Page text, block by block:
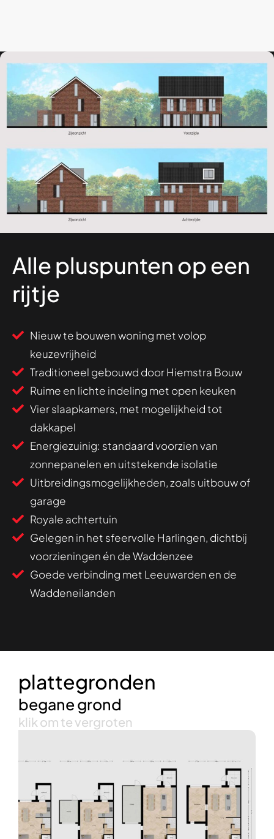
Alle pluspunten op een
rijtje
Nieuw te bouwen woning met volop
keuzevrijheid
Traditioneel gebouwd door Hiemstra Bouw
Ruime en lichte indeling met open keuken
Vier slaapkamers, met mogelijkheid tot
dakkapel
Energiezuinig: standaard voorzien van
zonnepanelen en uitstekende isolatie
Uitbreidingsmogelijkheden, zoals uitbouw of
garage
Royale achtertuin
Gelegen in het sfeervolle Harlingen, dichtbij
voorzieningen én de Waddenzee
Goede verbinding met Leeuwarden en de
Waddeneilanden
plattegronden
begane grond
klik om te vergroten